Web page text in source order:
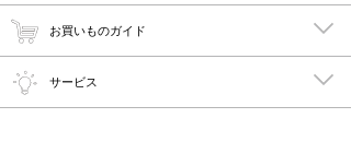
お買いものガイド
サービス